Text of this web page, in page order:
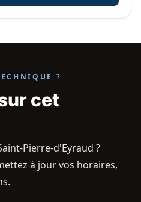
?
cet
Pierre-d'Eyraud ?
à jour vos horaires,